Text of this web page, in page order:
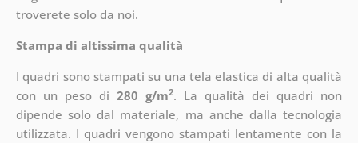
troverete solo da noi.
Stampa di altissima qualità
I quadri sono stampati su una tela elastica di alta qualità
con un peso di 280 g/m2. La qualità dei quadri non
dipende solo dal materiale, ma anche dalla tecnologia
utilizzata. I quadri vengono stampati lentamente con la